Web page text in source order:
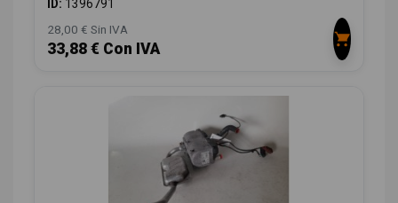
ID: 1396791
28,00 € Sin IVA
33,88 € Con IVA